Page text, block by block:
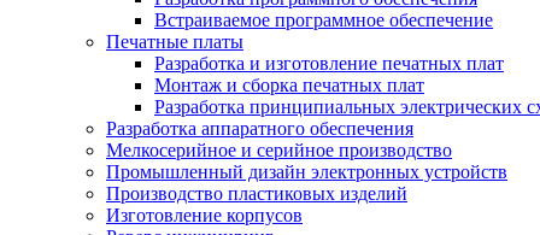
Встраиваемое программное обеспечение
Печатные платы
Разработка и изготовление печатных плат
Монтаж и сборка печатных плат
Разработка принципиальных электрических
Разработка аппаратного обеспечения
Мелкосерийное и серийное производство
Промышленный дизайн электронных устройств
Производство пластиковых изделий
Изготовление корпусов